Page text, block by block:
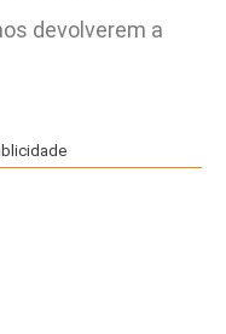
devolverem a